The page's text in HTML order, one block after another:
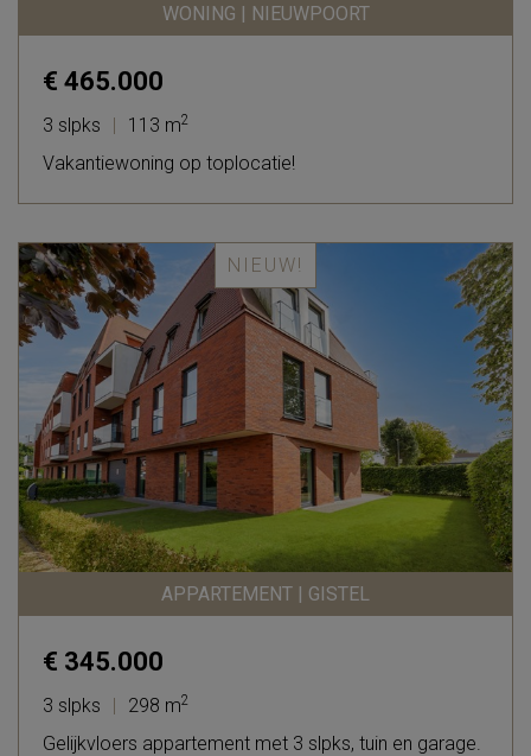
WONING | NIEUWPOORT
€ 465.000
3 slpks | 113 m2
Vakantiewoning op toplocatie!
NIEUW!
APPARTEMENT | GISTEL
€ 345.000
3 slpks | 298 m2
Gelijkvloers appartement met 3 slpks, tuin en garage.